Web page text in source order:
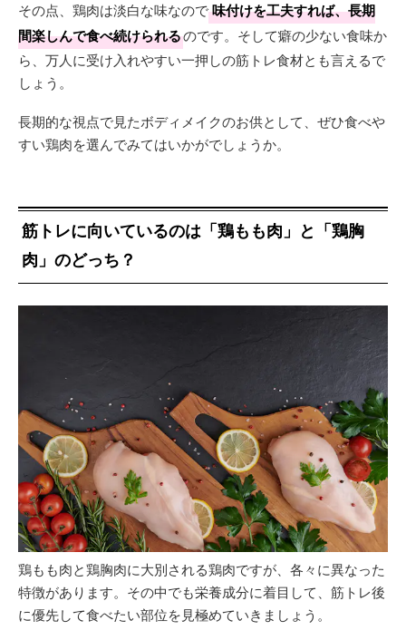
その点、鶏肉は淡白な味なので味付けを工夫すれば、長期
間楽しんで食べ続けられるのです。そして癖の少ない食味か
ら、万人に受け入れやすい一押しの筋トレ食材とも言えるで
しょう。
長期的な視点で見たボディメイクのお供として、ぜひ食べや
すい鶏肉を選んでみてはいかがでしょうか。
筋トレに向いているのは「鶏もも肉」と「鶏胸
肉」のどっち？
鶏もも肉と鶏胸肉に大別される鶏肉ですが、各々に異なった
特徴があります。その中でも栄養成分に着目して、筋トレ後
に優先して食べたい部位を見極めていきましょう。